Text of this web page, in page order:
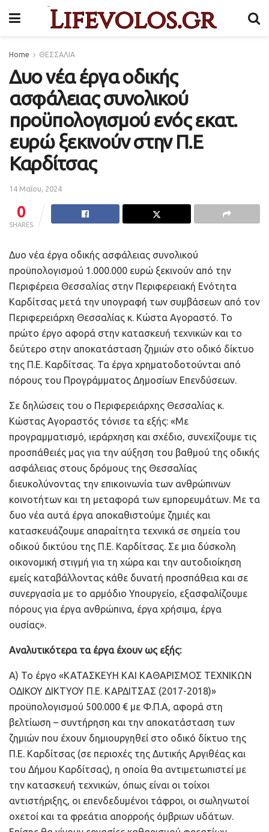
Home ΘΕΣΣΑΛΙΑ
Δυο νέα έργα οδικής
ασφάλειας συνολικού
προϋπολογισμού ενός εκατ.
ευρώ ξεκινούν στην Π.Ε
Καρδίτσας
14 Μαΐου, 2024
0
SHARES
Δυο νέα έργα οδικής ασφάλειας συνολικού
προϋπολογισμού 1.000.000 ευρώ ξεκινούν από την
Περιφέρεια Θεσσαλίας στην Περιφερειακή Ενότητα
Καρδίτσας μετά την υπογραφή των συμβάσεων από τον
Περιφερειάρχη Θεσσαλίας κ. Κώστα Αγοραστό. Το
πρώτο έργο αφορά στην κατασκευή τεχνικών και το
δεύτερο στην αποκατάσταση ζημιών στο οδικό δίκτυο
της Π.Ε. Καρδίτσας. Τα έργα χρηματοδοτούνται από
πόρους του Προγράμματος Δημοσίων Επενδύσεων.
Σε δηλώσεις του ο Περιφερειάρχης Θεσσαλίας κ.
Κώστας Αγοραστός τόνισε τα εξής: «Με
προγραμματισμό, ιεράρχηση και σχέδιο, συνεχίζουμε τις
προσπάθειές μας για την αύξηση του βαθμού της οδικής
ασφάλειας στους δρόμους της Θεσσαλίας
διευκολύνοντας την επικοινωνία των ανθρώπινων
κοινοτήτων και τη μεταφορά των εμπορευμάτων. Με τα
δυο νέα αυτά έργα αποκαθιστούμε ζημιές και
κατασκευάζουμε απαραίτητα τεχνικά σε σημεία του
οδικού δικτύου της Π.Ε. Καρδίτσας. Σε μια δύσκολη
οικονομική στιγμή για τη χώρα και την αυτοδιοίκηση
εμείς καταβάλλοντας κάθε δυνατή προσπάθεια και σε
συνεργασία με το αρμόδιο Υπουργείο, εξασφαλίζουμε
πόρους για έργα ανθρώπινα, έργα χρήσιμα, έργα
ουσίας».
Αναλυτικότερα τα έργα έχουν ως εξής:
Α) Το έργο «ΚΑΤΑΣΚΕΥΗ ΚΑΙ ΚΑΘΑΡΙΣΜΟΣ ΤΕΧΝΙΚΩΝ
ΟΔΙΚΟΥ ΔΙΚΤΥΟΥ Π.Ε. ΚΑΡΔΙΤΣΑΣ (2017-2018)»
προϋπολογισμού 500.000 € με Φ.Π.Α, αφορά στη
βελτίωση – συντήρηση και την αποκατάσταση των
ζημιών που έχουν δημιουργηθεί στο οδικό δίκτυο της
Π.Ε. Καρδίτσας (σε περιοχές της Δυτικής Αργιθέας και
του Δήμου Καρδίτσας), η οποία θα αντιμετωπιστεί με
την κατασκευή τεχνικών, όπως είναι οι τοίχοι
αντιστήριξης, οι επενδεδυμένοι τάφροι, οι σωληνωτοί
οχετοί και τα φρεάτια απορροής όμβριων υδάτων.